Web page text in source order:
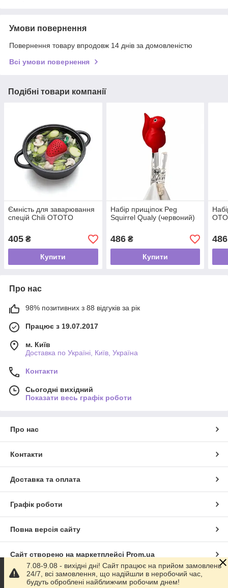
Умови повернення
Повернення товару впродовж 14 днів за домовленістю
Всі умови повернення
Подібні товари компанії
Ємність для заварювання
спецій Chili OTOTO
405 ₴
Купити
Набір прищіпок Peg
Squirrel Qualy (червоний)
486₴
Купити
486
Про нас
98% позитивних з 88 відгуків за рік
Працює з 19.07.2017
м. Київ
Доставка по Україні, Київ, Україна
Контакти
Сьогодні вихідний
Показати весь графік роботи
Про нас
Контакти
Доставка та оплата
Графік роботи
Повна версія сайту
Сайт створено на маркетплейсі Prom.ua
Політика конфіденційності
7.08-9.08 - вихідні дні! Сайт працює на прийом замовлень
24/7, всі замовлення, що надійшли в неробочий час,
будуть оброблені найближчим робочим днем!